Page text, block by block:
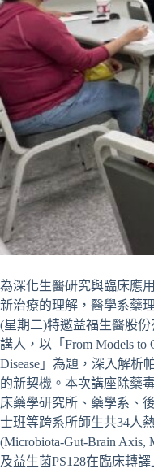
為深化生醫研究與臨床應
新治療的理解，醫學系藥
(星期二)特邀益福生醫股
講人，以「From Models to
Disease」為題，深入解析
的新契機。本次講座除藥
床藥學研究所、藥學系、
士班等跨系所師生共34人
(Microbiota-Gut-Brain
及益生菌PS128在臨床轉譯